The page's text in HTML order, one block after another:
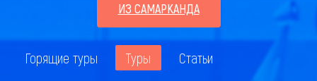
ИЗ САМАРКАНДА
Горящие туры Туры Статьи